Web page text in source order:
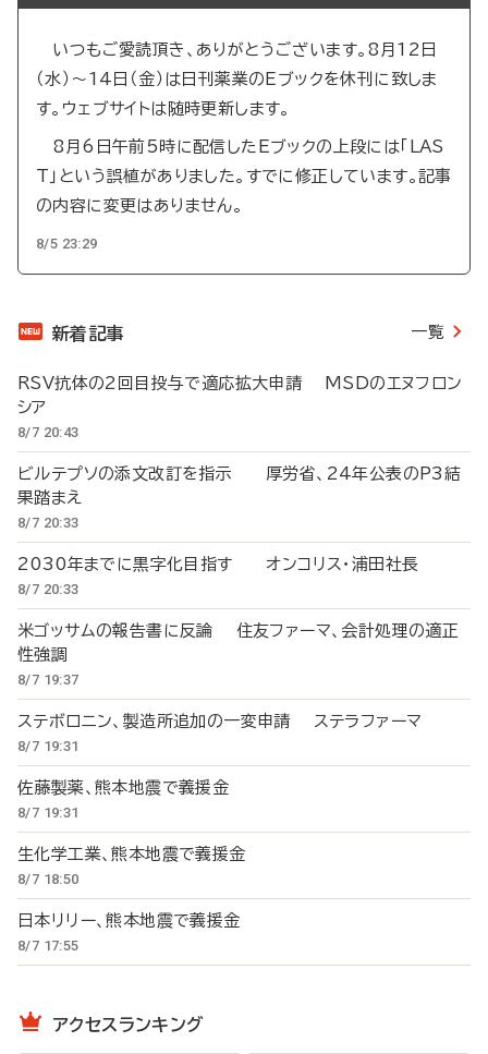
いつもご愛読頂き、ありがとうございます。8月12日
（水）～14日（金）は日刊薬業のEブックを休刊に致しま
す。ウェブサイトは随時更新します。
8月6日午前5時に配信したEブックの上段には「LAS
T」という誤植がありました。すでに修正しています。記事
の内容に変更はありません。
8/5 23:29
新着記事 一覧
RSV抗体の2回目投与で適応拡大申請 MSDのエヌフロン
シア
8/7 20:43
ビルテプソの添文改訂を指示 厚労省、24年公表のP3結
果踏まえ
8/7 20:33
2030年までに黒字化目指す オンコリス・浦田社長
8/7 20:33
米ゴッサムの報告書に反論 住友ファーマ、会計処理の適正
性強調
8/7 19:37
ステボロニン、製造所追加の一変申請 ステラファーマ
8/7 19:31
佐藤製薬、熊本地震で義援金
8/7 19:31
生化学工業、熊本地震で義援金
8/7 18:50
日本リリー、熊本地震で義援金
8/7 17:55
アクセスランキング